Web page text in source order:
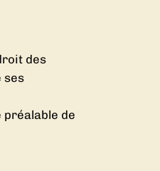
des
ses
de